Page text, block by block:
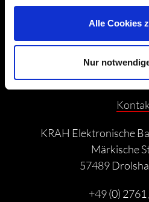
Alle Cookies
Nur
KRAH Elektronische
Märkische
57489
+49 (0)